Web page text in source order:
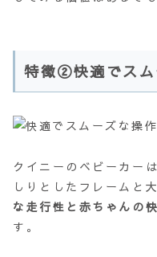
特徴②快適でス
クイニーのベビーカー
しりとしたフレームと
な走行性と赤ちゃんの
す。